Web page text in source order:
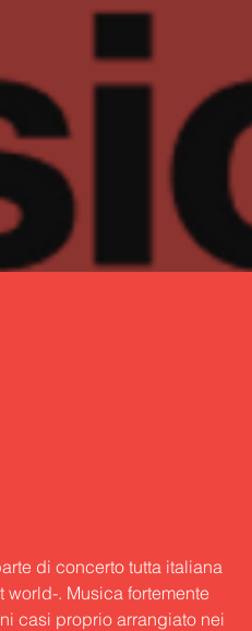
di concerto tutta italiana
world-. Musica fortemente
casi proprio arrangiato nei